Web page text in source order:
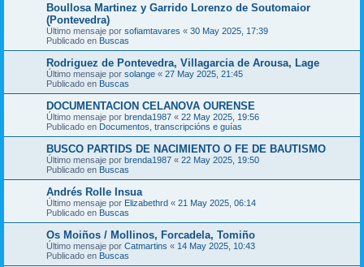
Boullosa Martinez y Garrido Lorenzo de Soutomaior
(Pontevedra)
Último mensaje por sofiamtavares « 30 May 2025, 17:39
Publicado en Buscas
Rodriguez de Pontevedra, Villagarcia de Arousa, Lage
Último mensaje por solange « 27 May 2025, 21:45
Publicado en Buscas
DOCUMENTACION CELANOVA OURENSE
Último mensaje por brenda1987 « 22 May 2025, 19:56
Publicado en Documentos, transcripcións e guías
BUSCO PARTIDS DE NACIMIENTO O FE DE BAUTISMO
Último mensaje por brenda1987 « 22 May 2025, 19:50
Publicado en Buscas
Andrés Rolle Insua
Último mensaje por Elizabethrd « 21 May 2025, 06:14
Publicado en Buscas
Os Moiños / Mollinos, Forcadela, Tomiño
Último mensaje por Catmartins « 14 May 2025, 10:43
Publicado en Buscas